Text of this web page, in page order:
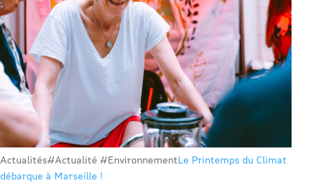
Actualités#Actualité #EnvironnementLe Printemps du Climat
débarque à Marseille !